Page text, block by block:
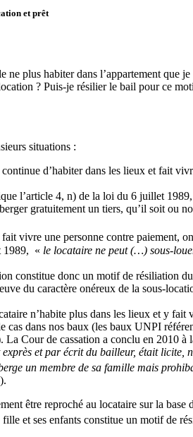
et prêt
ne plus habiter dans l’appartement que
? Puis-je résilier le bail pour ce
situations :
d’habiter dans les lieux et fait
l’article 4, n) de la loi du 6 juillet
gratuitement un tiers, qu’il soit ou
vivre une personne contre paiement,
1989, « le locataire ne peut (…) sous-
constitue donc un motif de résiliation
du caractère onéreux de la sous-
n’habite plus dans les lieux et y fait
cas dans nos baux (les baux UNPI
La Cour de cassation a conclu en 2010 à
exprès et par écrit du bailleur, était licite,
un membre de sa famille mais
être reproché au locataire sur la
et ses enfants constitue un motif de